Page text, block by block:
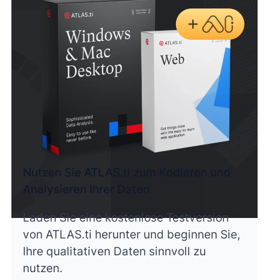
Laden Sie eine kostenlose Testversion
von ATLAS.ti herunter und beginnen Sie,
Ihre qualitativen Daten sinnvoll zu
nutzen.